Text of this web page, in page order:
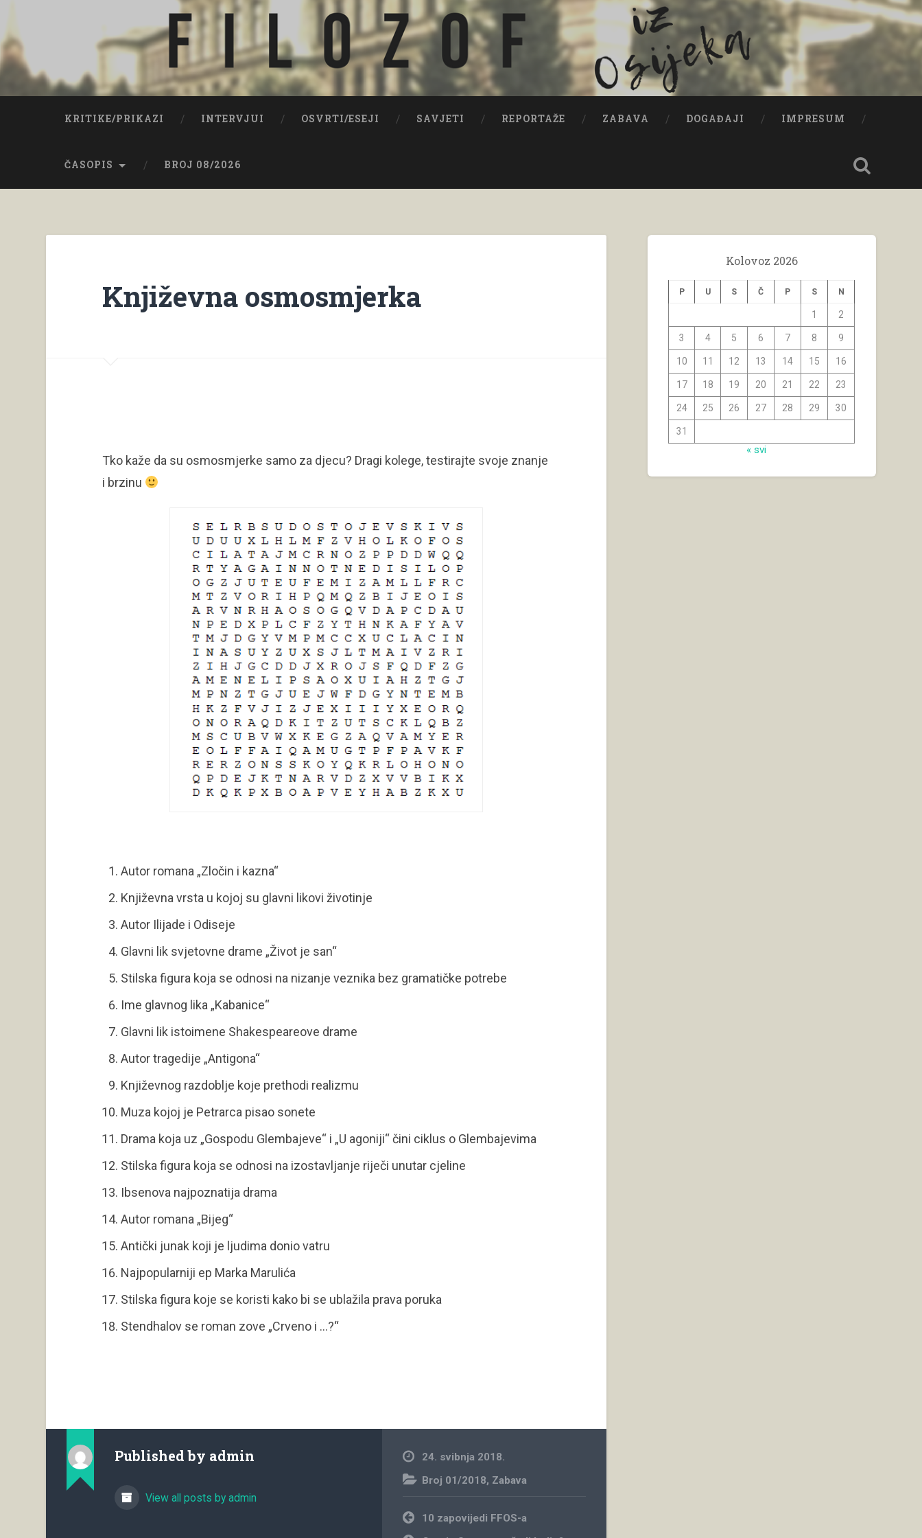
content
Search
Filozof iz Osijeka
KRITIKE/PRIKAZI INTERVJUI OSVRTI/ESEJI SAVJETI REPORTAŽE ZABAVA DOGAĐAJI IMPRESUM
ČASOPIS BROJ 08/2026
Književna osmosmjerka
Tko kaže da su osmosmjerke samo za djecu? Dragi kolege, testirajte svoje znanje
i brzinu
Autor romana „Zločin i kazna“
Književna vrsta u kojoj su glavni likovi životinje
Autor Ilijade i Odiseje
Glavni lik svjetovne drame „Život je san“
Stilska figura koja se odnosi na nizanje veznika bez gramatičke potrebe
Ime glavnog lika „Kabanice“
Glavni lik istoimene Shakespeareove drame
Autor tragedije „Antigona“
Književnog razdoblje koje prethodi realizmu
Muza kojoj je Petrarca pisao sonete
Drama koja uz „Gospodu Glembajeve“ i „U agoniji“ čini ciklus o Glembajevima
Stilska figura koja se odnosi na izostavljanje riječi unutar cjeline
Ibsenova najpoznatija drama
Autor romana „Bijeg“
Antički junak koji je ljudima donio vatru
Najpopularniji ep Marka Marulića
Stilska figura koje se koristi kako bi se ublažila prava poruka
Stendhalov se roman zove „Crveno i …?“
Published by admin
View all posts by admin
24. svibnja 2018.
Broj 01/2018, Zabava
Navigacija
objava
10 zapovijedi FFOS-a
Kolovoz 2026
P U S Č P S N
1 2
3 4 5 6 7 8 9
10 11 12 13 14 15 16
17 18 19 20 21 22 23
24 25 26 27 28 29 30
31
« svi